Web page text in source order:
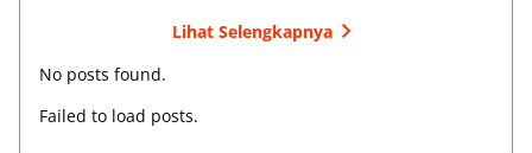
Lihat Selengkapnya
No posts found.
Failed to load posts.